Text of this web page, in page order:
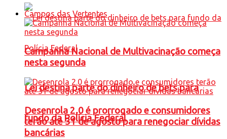
Lei destina parte do dinheiro de bets para
fundo da Polícia Federal
Campos das Vertentes
Campanha Nacional de Multivacinação começa
nesta segunda
Desenrola 2.0 é prorrogado e consumidores
terão até 31 de agosto para renegociar dívidas
bancárias